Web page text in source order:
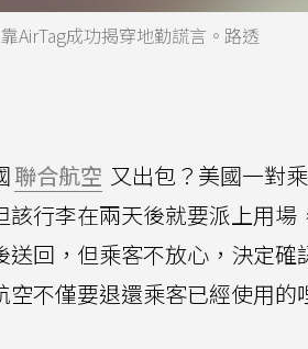
AirTag成功揭穿地勤謊言。路透
聯合航空 又出包？美國一對
行李在兩天後就要派上用
回，但乘客不放心，決定
不僅要退還乘客已經使用的